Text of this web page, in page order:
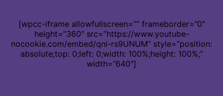
[wpcc-iframe allowfullscreen=”” frameborder=”0″
height=”360″ src=”https://www.youtube-
nocookie.com/embed/qni-rs9UNUM” style=”position:
absolute;top: 0;left: 0;width: 100%;height: 100%;”
width=”640″]